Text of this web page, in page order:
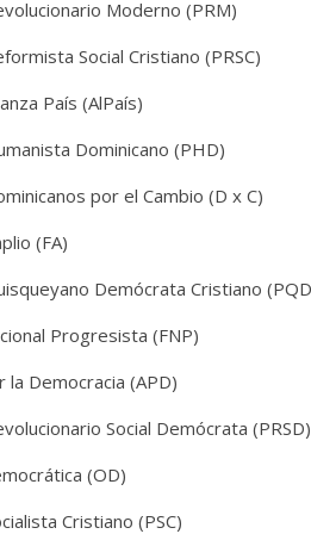
Moderno (PRM)
Social Cristiano (PRSC)
País (AlPaís)
Dominicano (PHD)
por el Cambio (D x C)
(FA)
Demócrata Cristiano
Progresista (FNP)
la Democracia (APD)
Social Demócrata (PRSD)
(OD)
Cristiano (PSC)